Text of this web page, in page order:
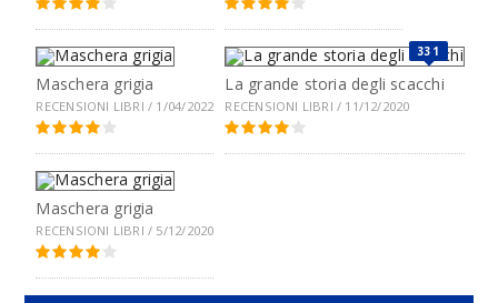
Maschera grigia
RECENSIONI LIBRI / 1/04/2022
331
La grande storia degli scacchi
RECENSIONI LIBRI / 11/12/2020
Maschera grigia
RECENSIONI LIBRI / 5/12/2020